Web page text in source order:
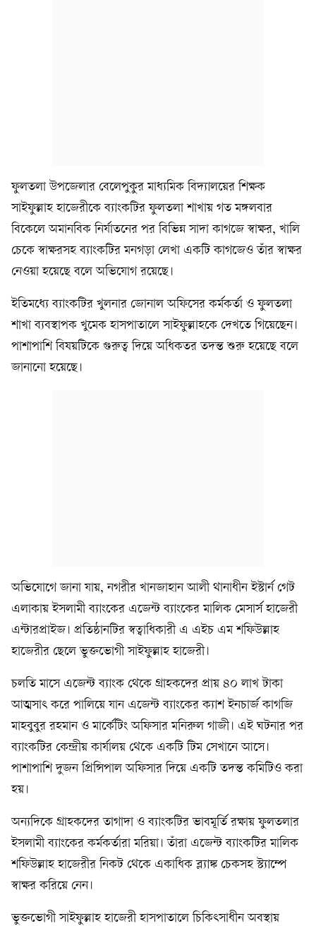
ফুলতলা উপজেলার বেলেপুকুর মাধ্যমিক বিদ্যালয়ের শিক্ষক
সাইফুল্লাহ হাজেরীকে ব্যাংকটির ফুলতলা শাখায় গত মঙ্গলবার
বিকেলে অমানবিক নির্যাতনের পর বিভিন্ন সাদা কাগজে স্বাক্ষর, খালি
চেকে স্বাক্ষরসহ ব্যাংকটির মনগড়া লেখা একটি কাগজেও তাঁর স্বাক্ষর
নেওয়া হয়েছে বলে অভিযোগ রয়েছে।
ইতিমধ্যে ব্যাংকটির খুলনার জোনাল অফিসের কর্মকর্তা ও ফুলতলা
শাখা ব্যবস্থাপক খুমেক হাসপাতালে সাইফুল্লাহকে দেখতে গিয়েছেন।
পাশাপাশি বিষয়টিকে গুরুত্ব দিয়ে অধিকতর তদন্ত শুরু হয়েছে বলে
জানানো হয়েছে।
অভিযোগে জানা যায়, নগরীর খানজাহান আলী থানাধীন ইস্টার্ন গেট
এলাকায় ইসলামী ব্যাংকের এজেন্ট ব্যাংকের মালিক মেসার্স হাজেরী
এন্টারপ্রাইজ। প্রতিষ্ঠানটির স্বত্বাধিকারী এ এইচ এম শফিউল্লাহ
হাজেরীর ছেলে ভুক্তভোগী সাইফুল্লাহ হাজেরী।
চলতি মাসে এজেন্ট ব্যাংক থেকে গ্রাহকদের প্রায় ৪০ লাখ টাকা
আত্মসাৎ করে পালিয়ে যান এজেন্ট ব্যাংকের ক্যাশ ইনচার্জ কাগজি
মাহবুবুর রহমান ও মার্কেটিং অফিসার মনিরুল গাজী। এই ঘটনার পর
ব্যাংকটির কেন্দ্রীয় কার্যালয় থেকে একটি টিম সেখানে আসে।
পাশাপাশি দুজন প্রিন্সিপাল অফিসার দিয়ে একটি তদন্ত কমিটিও করা
হয়।
অন্যদিকে গ্রাহকদের তাগাদা ও ব্যাংকটির ভাবমূর্তি রক্ষায় ফুলতলার
ইসলামী ব্যাংকের কর্মকর্তারা মরিয়া। তাঁরা এজেন্ট ব্যাংকটির মালিক
শফিউল্লাহ হাজেরীর নিকট থেকে একাধিক ব্ল্যাঙ্ক চেকসহ স্ট্যাম্পে
স্বাক্ষর করিয়ে নেন।
ভুক্তভোগী সাইফুল্লাহ হাজেরী হাসপাতালে চিকিৎসাধীন অবস্থায়